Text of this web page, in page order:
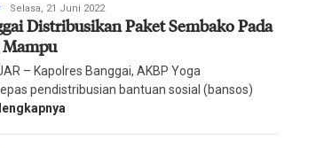
Redaksi
Harian
Mercusuar
Selasa, 21 Juni 2022
Distribusikan Paket Sembako Pada
Mampu
– Kapolres Banggai, AKBP Yoga
pendistribusian bantuan sosial (bansos)